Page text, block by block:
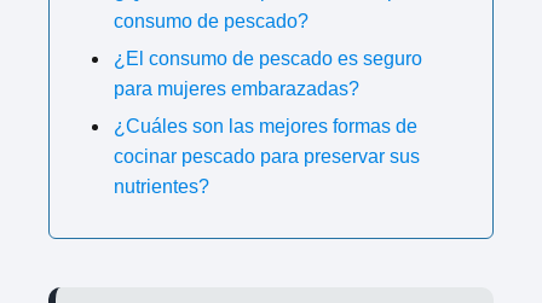
consumo de pescado?
¿El consumo de pescado es seguro
para mujeres embarazadas?
¿Cuáles son las mejores formas de
cocinar pescado para preservar sus
nutrientes?